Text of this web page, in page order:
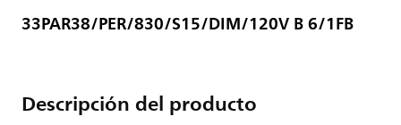
33PAR38/PER/830/S15/DIM/120V B 6/1FB
Descripción del producto